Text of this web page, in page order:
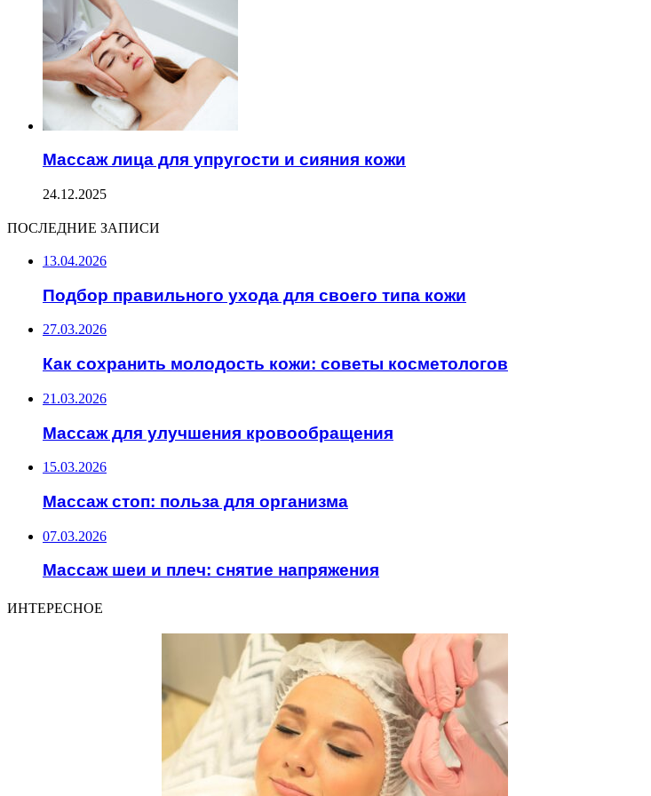
Массаж лица для упругости и сияния кожи
24.12.2025
ПОСЛЕДНИЕ ЗАПИСИ
13.04.2026
Подбор правильного ухода для своего типа кожи
27.03.2026
Как сохранить молодость кожи: советы косметологов
21.03.2026
Массаж для улучшения кровообращения
15.03.2026
Массаж стоп: польза для организма
07.03.2026
Массаж шеи и плеч: снятие напряжения
ИНТЕРЕСНОЕ